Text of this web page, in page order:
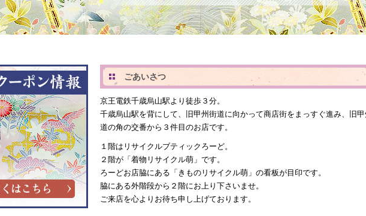
ごあいさつ
京王電鉄千歳烏山駅より徒歩３分。
千歳烏山駅を背にして、旧甲州街道に向かって商店街をまっすぐ進み、旧
道の角の交番から３件目のお店です。
１階はリサイクルブティックろーど。
２階が「着物リサイクル萌」です。
ろーどお店脇にある「きものリサイクル萌」の看板が目印です。
脇にある外階段から２階にお上り下さいませ。
ご来店を心よりお待ち申し上げております。